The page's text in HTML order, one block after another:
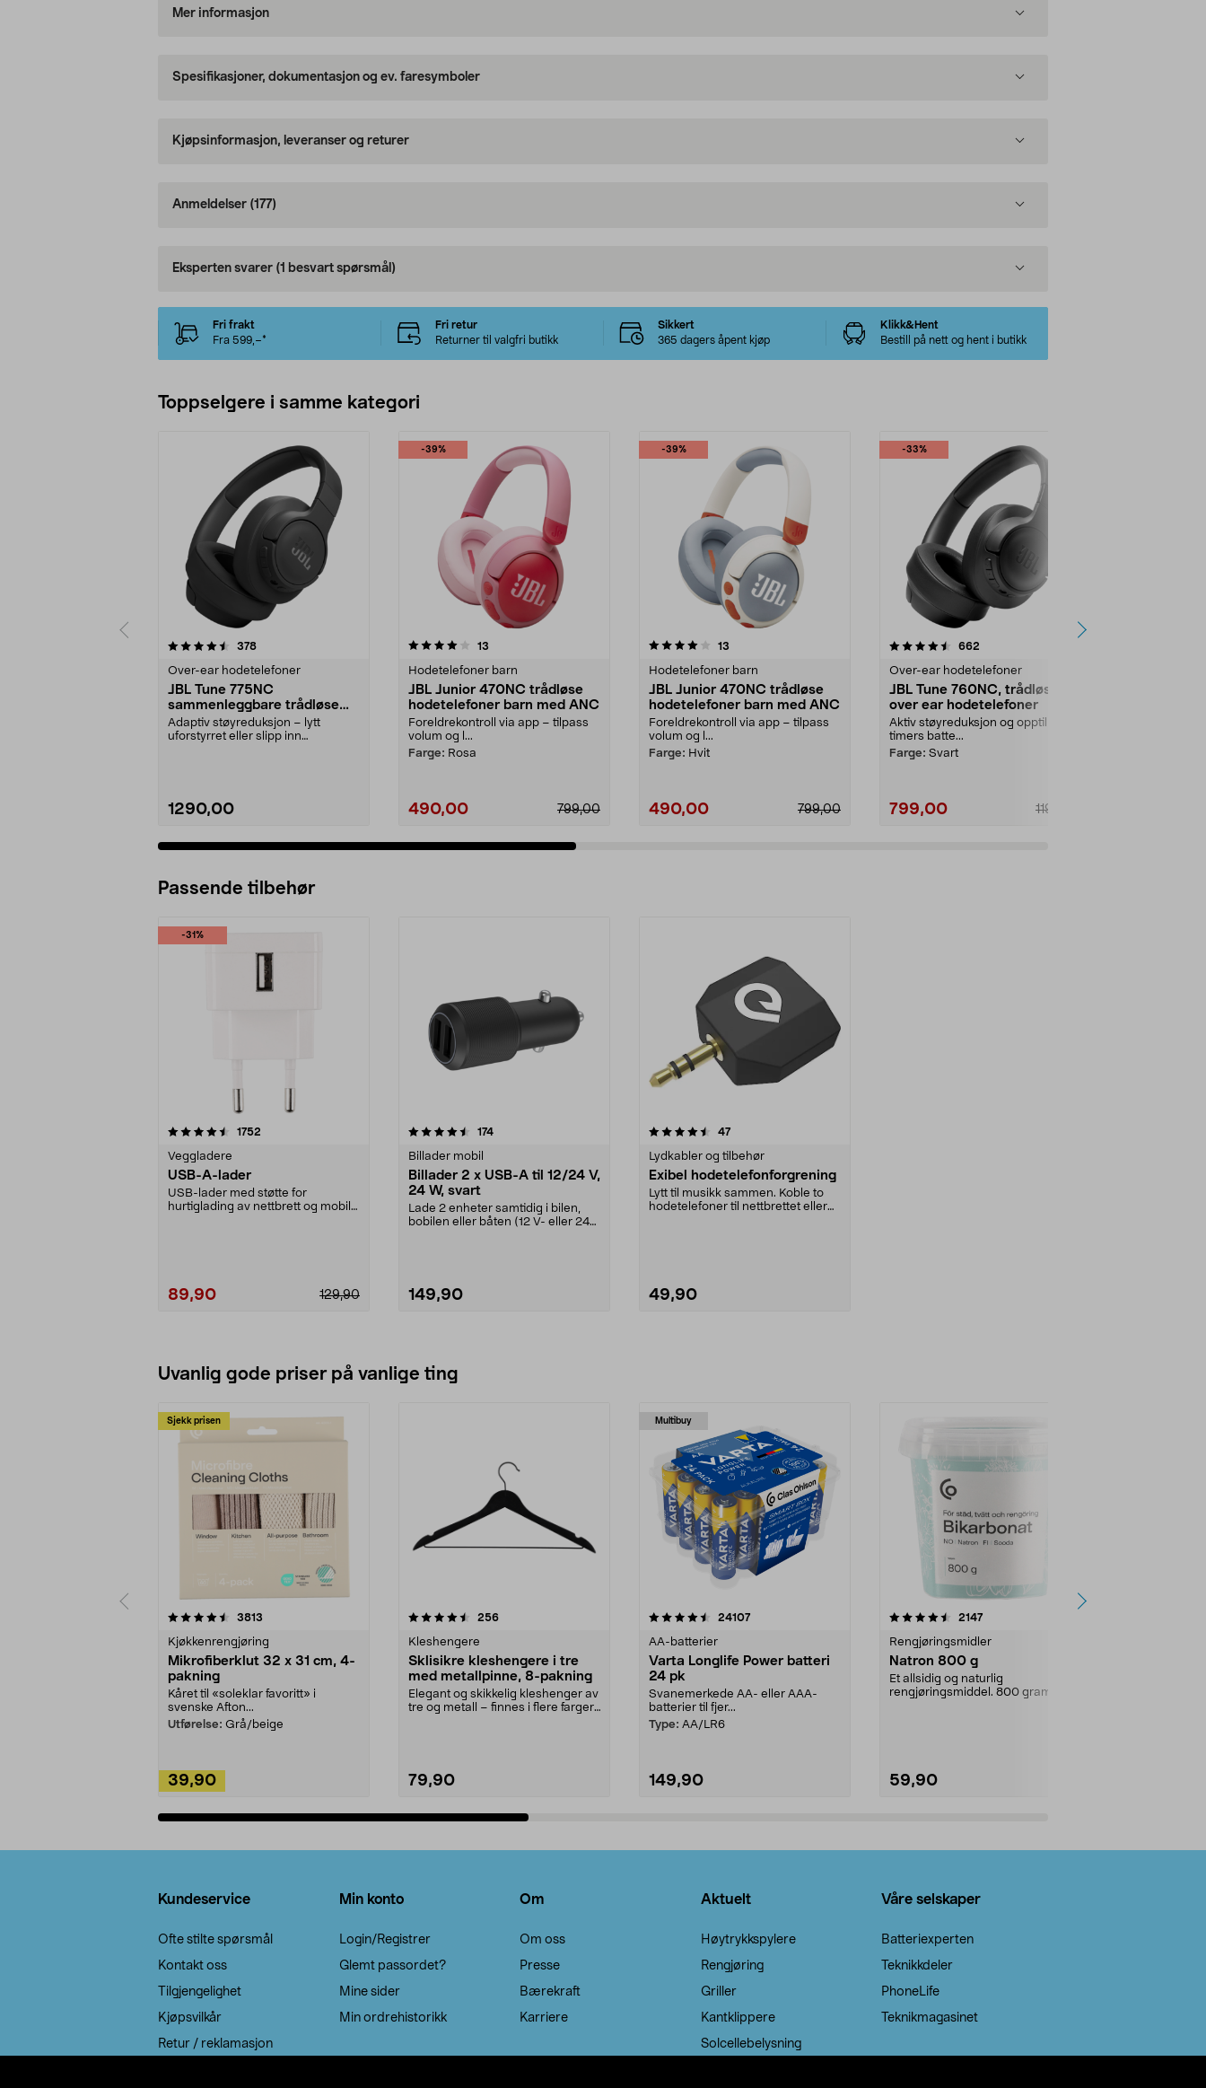
Mer informasjon
Spesifikasjoner, dokumentasjon og ev. faresymboler
Kjøpsinformasjon, leveranser og returer
Anmeldelser (177)
Eksperten svarer (1 besvart spørsmål)
Fri frakt
Fra 599,–*
Fri retur
Returner til valgfri butikk
Sikkert
365 dagers åpent kjøp
Klikk&Hent
Bestill på nett og hent i butikk
Toppselgere i samme kategori
378anmeldelser
Over-ear hodetelefoner
JBL Tune 775NC
sammenleggbare trådløse
over ear-hodetelefoner,
svarte
Adaptiv støyreduksjon – lytt
uforstyrret eller slipp inn
1290,00
-39%
4.0 av 5 stjerner 13
Hodetelefoner barn
JBL Junior 470NC trådløse
hodetelefoner barn med ANC
Foreldrekontroll via app – tilpass
volum og l...
Farge: Rosa
490,00 799,00
-39%
4.0 av 5 stjerner 13
Hodetelefoner barn
JBL Junior 470NC trådløse
hodetelefoner barn med ANC
Foreldrekontroll via app – tilpass
volum og l...
Farge: Hvit
490,00 799,00
-33%
4.5 av 5 stjerner 662
Over-ear hodetelefoner
JBL Tune 760NC, trådløse
over ear hodetelefoner
Aktiv støyreduksjon og opptil 50
timers batte...
Farge: Svart
799,00 1190,00
4.5 av 5 stjerner
Passende tilbehør
-31%
1752
Veggladere
USB-A-lader
USB-lader med støtte for
hurtiglading av nettbrett og mobil.
129,90
89,90
4.5av 5 stjerner 174anmeldelser
Billader mobil
Billader 2 x USB-A til 12/24 V,
24 W, svart
Lade 2 enheter samtidig i bilen,
bobilen eller båten (12 V- eller 24
149,90
4.5av 5 stjerner 47anmeldelser
Lydkabler og tilbehør
Exibel hodetelefonforgrening
Lytt til musikk sammen. Koble to
hodetelefoner til nettbrettet eller
49,90
Uvanlig gode priser på vanlige ting
Sjekk prisen
3813
Kjøkkenrengjøring
Mikrofiberklut 32 x 31 cm, 4-
pakning
Kåret til «soleklar favoritt» i
svenske Afton...
Utførelse: Grå/beige
39,90
4.5av 5 stjerner 256anmeldelser
Kleshengere
Sklisikre kleshengere i tre
med metallpinne, 8-pakning
Elegant og skikkelig kleshenger av
tre og metall – finnes i flere farger.
79,90
Multibuy
4.5av 5 stjerner 24107anmeldelser
AA-batterier
Varta Longlife Power batteri
24 pk
Svanemerkede AA- eller AAA-
batterier til fjer...
Type: AA/LR6
149,90
4.5av 5 stjerner 2147anmeldelser
Rengjøringsmidler
Natron 800 g
Et allsidig og naturlig
rengjøringsmiddel. 800 gram
59,90
4.0av 5 stjerner
Kundeservice
Ofte stilte spørsmål
Kontakt oss
Tilgjengelighet
Kjøpsvilkår
Retur / reklamasjon
Min konto
Login/Registrer
Glemt passordet?
Mine sider
Min ordrehistorikk
Om
Om oss
Presse
Bærekraft
Karriere
Aktuelt
Høytrykkspylere
Rengjøring
Griller
Kantklippere
Solcellebelysning
Våre selskaper
Batteriexperten
Teknikkdeler
PhoneLife
Teknikmagasinet